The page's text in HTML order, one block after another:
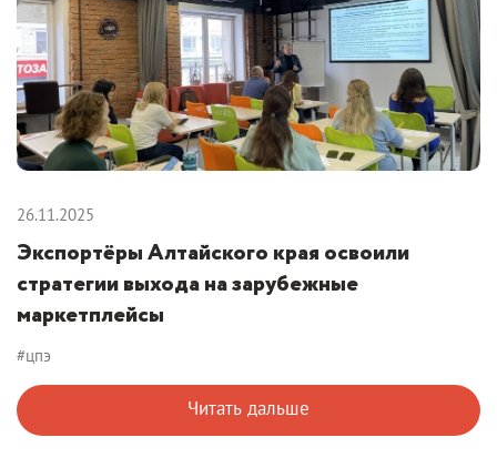
26.11.2025
Экспортёры Алтайского края освоили
стратегии выхода на зарубежные
маркетплейсы
#цпэ
Читать дальше